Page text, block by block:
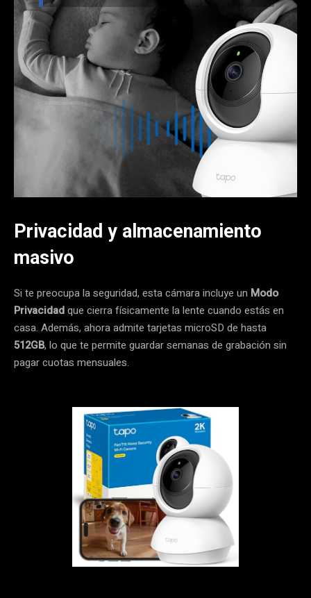
Privacidad y almacenamiento
masivo
Si te preocupa la seguridad, esta cámara incluye un Modo
Privacidadque cierra físicamente la lente cuando estás en
casa. Además, ahora admite tarjetas microSD de hasta
512GB, lo que te permite guardar semanas de grabación sin
pagar cuotas mensuales.